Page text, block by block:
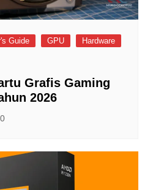
Guide GPU
Hardware
Grafis Gaming
2026
0